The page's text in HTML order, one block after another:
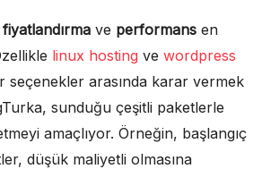
fiyatlandırma ve performans en
linux hosting ve wordpress
seçenekler arasında karar vermek
sunduğu çeşitli paketlerle
amaçlıyor. Örneğin, başlangıç
düşük maliyetli olmasına